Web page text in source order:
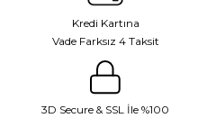
Kredi Kartına
Vade Farksız 4 Taksit
3D Secure & SSL İle %100